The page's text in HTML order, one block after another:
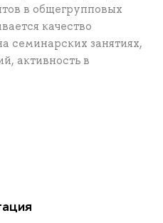
в общегрупповых
качество
семинарских занятиях,
активность в